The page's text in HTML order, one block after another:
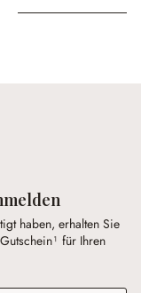
haben, erhalten Sie
für Ihren